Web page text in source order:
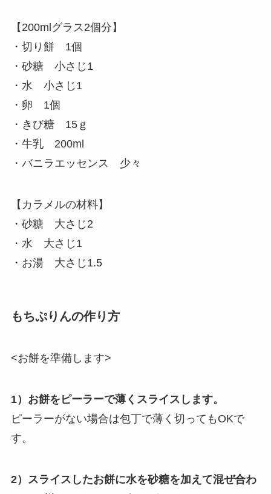
【200mlグラス2個分】
・切り餅 1個
・砂糖 小さじ1
・水 小さじ1
・卵 1個
・きび糖 15ｇ
・牛乳 200ml
・バニラエッセンス 少々
【カラメルの材料】
・砂糖 大さじ2
・水 大さじ1
・お湯 大さじ1.5
もちぷりんの作り方
<お餅を準備します>
1）お餅をピーラーで薄くスライスします。
ピーラーがない場合は包丁で薄く切ってもOKで
す。
2）スライスしたお餅に水を砂糖を加えて混ぜ合わ